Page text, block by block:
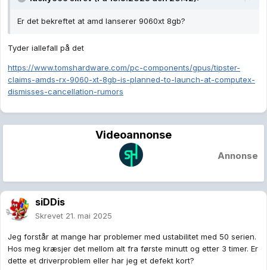
Er det bekreftet at amd lanserer 9060xt 8gb?
Tyder iallefall på det
https://www.tomshardware.com/pc-components/gpus/tipster-
claims-amds-rx-9060-xt-8gb-is-planned-to-launch-at-computex-
dismisses-cancellation-rumors
Videoannonse
Annonse
siDDis
Skrevet 21. mai 2025
Jeg forstår at mange har problemer med ustabilitet med 50 serien.
Hos meg kræsjer det mellom alt fra første minutt og etter 3 timer. Er
dette et driverproblem eller har jeg et defekt kort?